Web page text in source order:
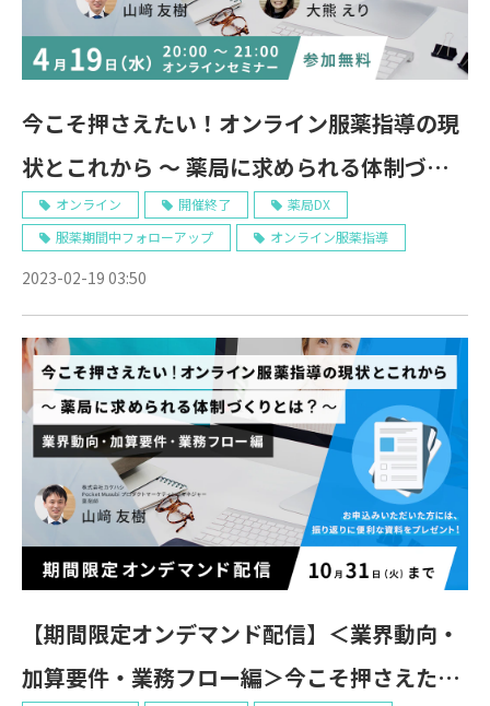
今こそ押さえたい！オンライン服薬指導の現
状とこれから ～ 薬局に求められる体制づく
りとは？～ 4/19 Web開催
オンライン 開催終了
薬局DX
服薬期間中フォローアップ
オンライン服薬指導
2023-02-19 03:50
【期間限定オンデマンド配信】＜業界動向・
加算要件・業務フロー編＞今こそ押さえた